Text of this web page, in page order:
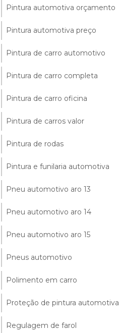
Pintura automotiva orçamento
Pintura automotiva preço
Pintura de carro automotivo
Pintura de carro completa
Pintura de carro oficina
Pintura de carros valor
Pintura de rodas
Pintura e funilaria automotiva
Pneu automotivo aro 13
Pneu automotivo aro 14
Pneu automotivo aro 15
Pneus automotivo
Polimento em carro
Proteção de pintura automotiva
Regulagem de farol